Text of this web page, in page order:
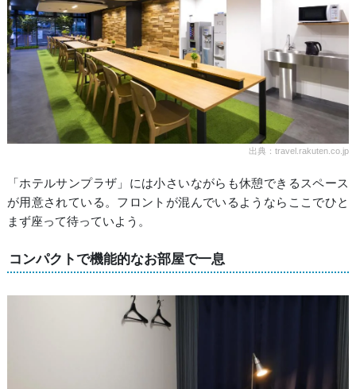
出典：travel.rakuten.co.jp
「ホテルサンプラザ」には小さいながらも休憩できるスペース
が用意されている。フロントが混んでいるようならここでひと
まず座って待っていよう。
コンパクトで機能的なお部屋で一息